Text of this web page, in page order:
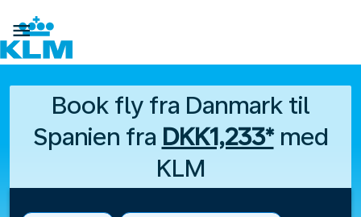

Book fly fra Danmark til
Spanien fra DKK1,233*med
KLM